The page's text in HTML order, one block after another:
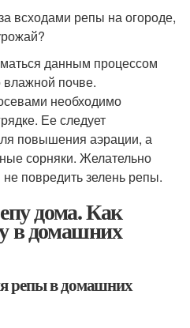
всходами репы на огороде,
данным процессом
влажной почве.
необходимо
Ее следует
повышения аэрации, а
сорняки. Желательно
повредить зелень репы.
дома. Как
в домашних
репы в домашних